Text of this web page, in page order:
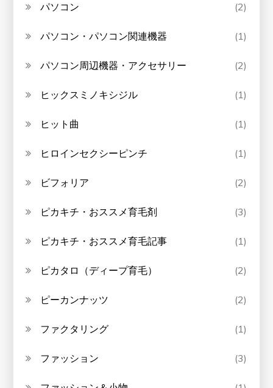
パソコン (2)
パソコン・パソコン関連機器 (1)
パソコン周辺機器・アクセサリー (2)
ヒックスミノキシジル (1)
ヒット曲 (1)
ヒロインセクシーピンチ (1)
ビフォリア (2)
ピカキチ・おススメ育毛剤 (3)
ピカキチ・おススメ育毛記事 (1)
ピカタロ（ディープ育毛） (2)
ピーカンナッツ (2)
ファクタリング (1)
ファッション (3)